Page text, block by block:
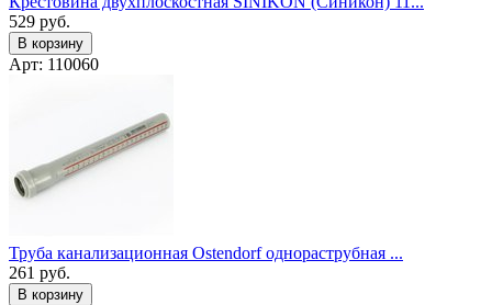
529 руб.
В корзину
Арт: 110060
Труба канализационная Ostendorf однораструбная ...
261 руб.
В корзину